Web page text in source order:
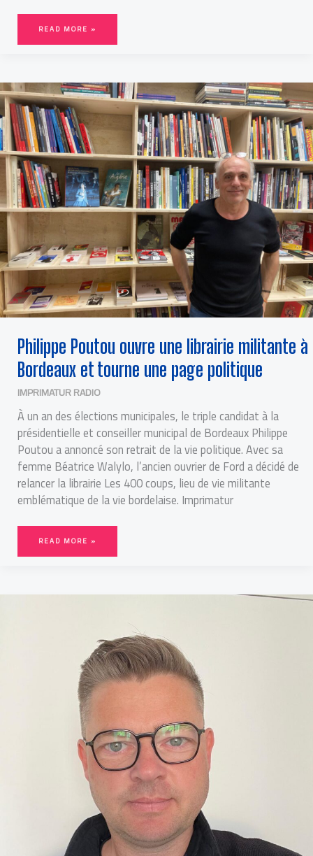
READ MORE »
Philippe Poutou ouvre une librairie militante à
Bordeaux et tourne une page politique
IMPRIMATUR RADIO
À un an des élections municipales, le triple candidat à la
présidentielle et conseiller municipal de Bordeaux Philippe
Poutou a annoncé son retrait de la vie politique. Avec sa
femme Béatrice Walylo, l’ancien ouvrier de Ford a décidé de
relancer la librairie Les 400 coups, lieu de vie militante
emblématique de la vie bordelaise. Imprimatur
PHILIPPE
POUTOU
OUVRE
UNE
LIBRAIRIE
MILITANTE
À
BORDEAUX
ET
TOURNE
UNE
PAGE
POLITIQUE
READ MORE »
TÉMOIGNAGE :